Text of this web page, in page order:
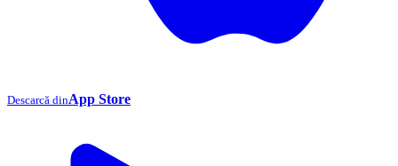
Descarcă dinApp Store